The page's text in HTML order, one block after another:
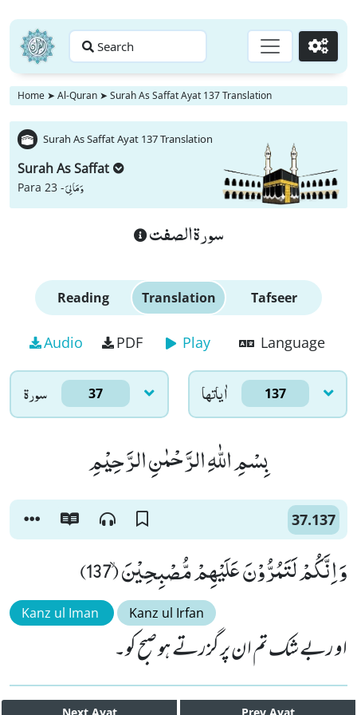
Search Go
Home ➤ Al-Quran ➤ Surah As Saffat Ayat 137 Translation
Surah As Saffat Ayat 137 Translation
Surah As Saffat
Para 23 -وَ مَا لِیَ
سورة الصفت
Reading Translation Tafseer
Audio PDF Play Language
سورۃ 37 اٰياتها 137
بِسْمِ اللّٰهِ الرَّحْمٰنِ الرَّحِیْمِ
37.137
وَ اِنَّكُمْ لَتَمُرُّوْنَ عَلَیْهِمْ مُّصْبِحِیْنَۙ (137)
Kanz ul Iman Kanz ul Irfan
او ربے شک تم ان پر گزرتے ہو صبح کو۔